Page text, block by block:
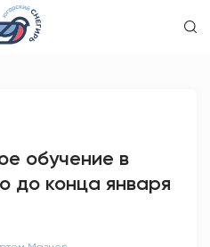
обучение в
до конца января